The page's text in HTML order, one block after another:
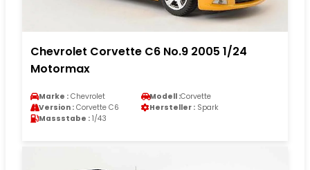
Chevrolet Corvette C6 No.9 2005 1/24
Motormax
Marke : Chevrolet Modell :Corvette
Version : Corvette C6 Hersteller : Spark
Massstabe : 1/43